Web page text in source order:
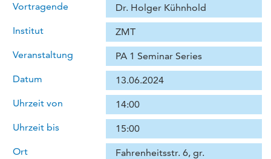
Vortragende
Dr. Holger Kühnhold
Institut
ZMT
Veranstaltung
PA 1 Seminar Series
Datum
13.06.2024
Uhrzeit von
14:00
Uhrzeit bis
15:00
Ort
Fahrenheitsstr. 6, gr.